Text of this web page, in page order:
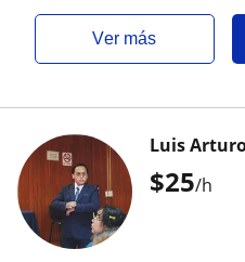
ver más
$25/h
Luis